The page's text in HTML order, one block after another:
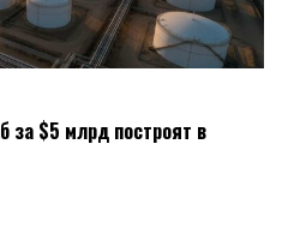
за $5 млрд построят в